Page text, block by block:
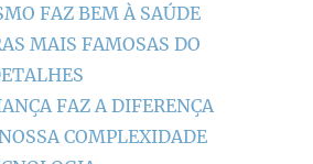
FAZ BEM À SAÚDE
MAIS FAMOSAS DO
FAZ A DIFERENÇA
COMPLEXIDADE